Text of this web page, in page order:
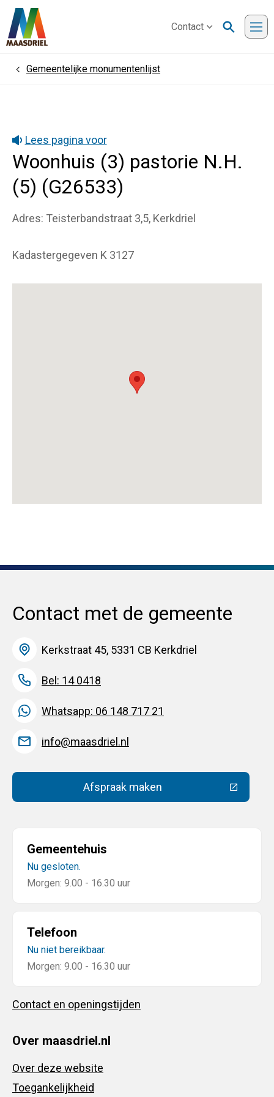
Contact
HomeGemeentelijke monumentenlijst
Lees pagina voor
Woonhuis (3) pastorie N.H.
(5) (G26533)
Adres: Teisterbandstraat 3,5, Kerkdriel
Kadastergegeven K 3127
Contact met de gemeente
Kerkstraat 45, 5331 CB Kerkdriel
Bel: 14 0418
Whatsapp: 06 148 717 21
info@maasdriel.nl
Afspraak maken(Deze link gaat naar een
Gemeentehuis
Nu gesloten.
Morgen: 9.00 - 16.30 uur
Telefoon
Nu niet bereikbaar.
Morgen: 9.00 - 16.30 uur
Contact en openingstijden
Over maasdriel.nl
Over deze website
Toegankelijkheid